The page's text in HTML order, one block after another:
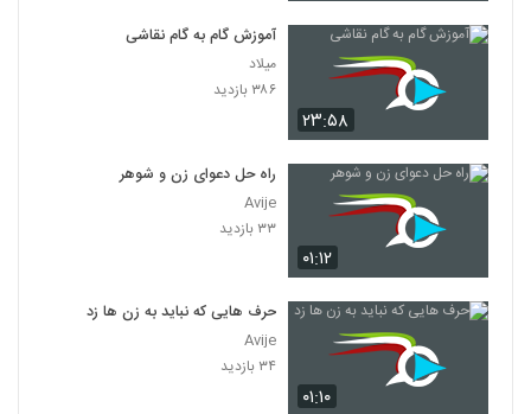
۲۳:۵۸
آموزش گام به گام نقاشی
میلاد
۳۸۶ بازدید
۰۱:۱۲
راه حل دعوای زن و شوهر
Avije
۳۳ بازدید
۰۱:۱۰
حرف هایی که نباید به زن ها زد
Avije
۳۴ بازدید